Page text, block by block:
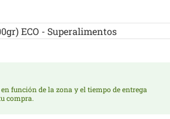
en función de la zona y el tiempo de entrega
compra.